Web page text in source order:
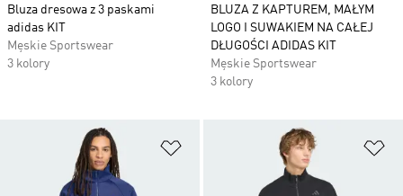
Bluza dresowa z 3 paskami
adidas KIT
Męskie Sportswear
3 kolory
BLUZA Z KAPTUREM, MAŁYM
LOGO I SUWAKIEM NA CAŁEJ
DŁUGOŚCI ADIDAS KIT
Męskie Sportswear
3 kolory
Dodaj do listy życzeń